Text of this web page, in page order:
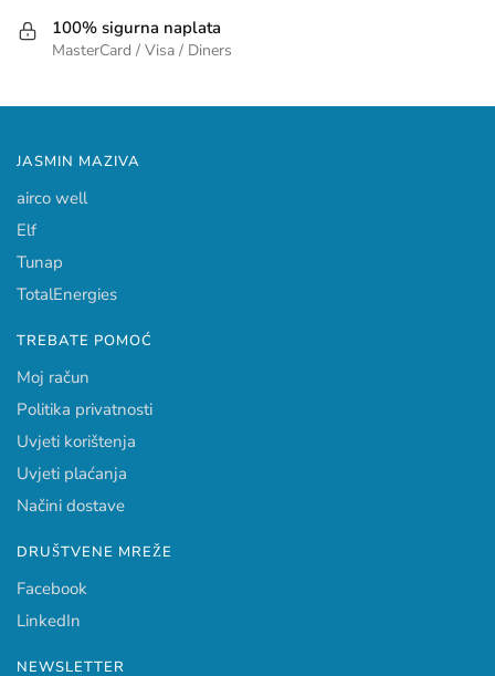
100% sigurna naplata
MasterCard / Visa / Diners
JASMIN MAZIVA
airco well
Elf
Tunap
TotalEnergies
TREBATE POMOĆ
Moj račun
Politika privatnosti
Uvjeti korištenja
Uvjeti plaćanja
Načini dostave
DRUŠTVENE MREŽE
Facebook
LinkedIn
NEWSLETTER